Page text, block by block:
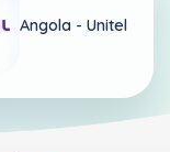
Angola - Unitel